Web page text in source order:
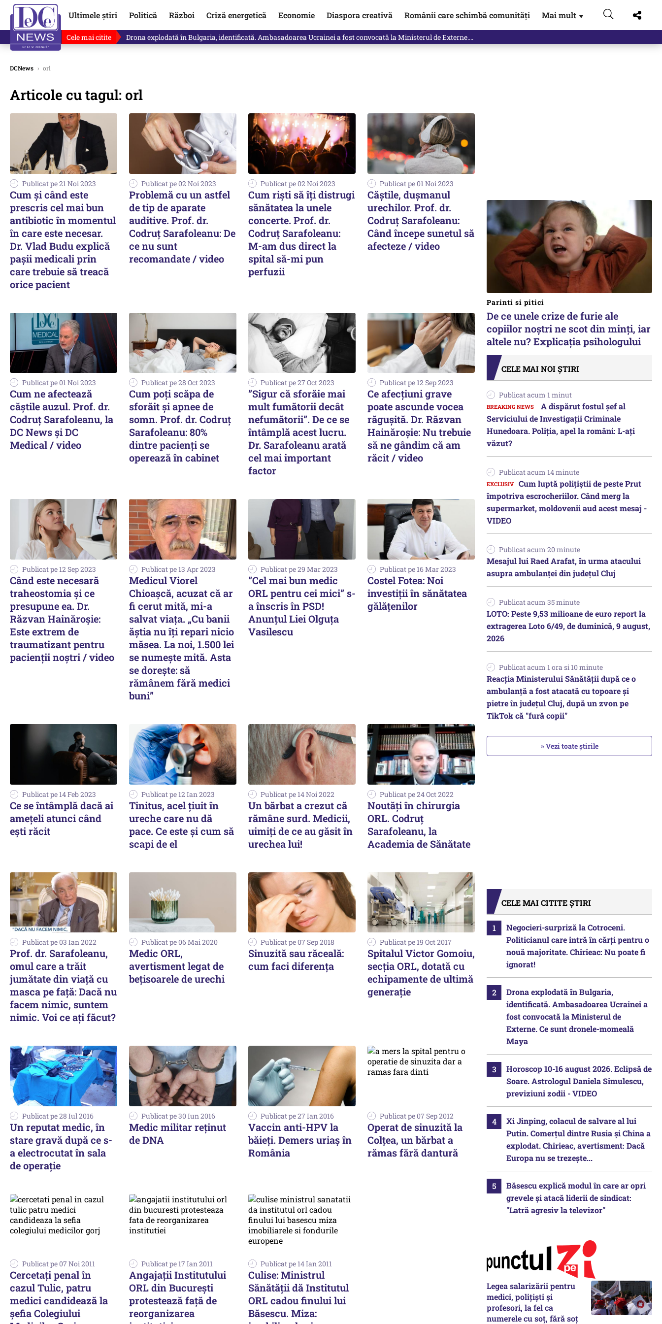
Ultimele știri Politică Război Criză energetică Economie Diaspora creativă Românii care schimbă comunități Mai mult ▼
Cele mai citite Drona explodată în Bulgaria, identificată. Ambasadoarea Ucrainei a fost convocată la Ministerul de Externe.…
DCNews › orl
Articole cu tagul: orl
Publicat pe 21 Noi 2023
Cum și când este
prescris cel mai bun
antibiotic în momentul
în care este necesar.
Dr. Vlad Budu explică
pașii medicali prin
care trebuie să treacă
orice pacient
Publicat pe 02 Noi 2023
Problemă cu un astfel
de tip de aparate
auditive. Prof. dr.
Codruț Sarafoleanu: De
ce nu sunt
recomandate / video
Publicat pe 02 Noi 2023
Cum riști să îți distrugi
sănătatea la unele
concerte. Prof. dr.
Codruț Sarafoleanu:
M-am dus direct la
spital să-mi pun
perfuzii
Publicat pe 01 Noi 2023
Căștile, dușmanul
urechilor. Prof. dr.
Codruț Sarafoleanu:
Când începe sunetul să
afecteze / video
Publicat pe 01 Noi 2023
Cum ne afectează
căștile auzul. Prof. dr.
Codruț Sarafoleanu, la
DC News și DC
Medical / video
Publicat pe 28 Oct 2023
Cum poți scăpa de
sforăit și apnee de
somn. Prof. dr. Codruț
Sarafoleanu: 80%
dintre pacienți se
operează în cabinet
Publicat pe 27 Oct 2023
”Sigur că sforăie mai
mult fumătorii decât
nefumătorii”. De ce se
întâmplă acest lucru.
Dr. Sarafoleanu arată
cel mai important
factor
Publicat pe 12 Sep 2023
Ce afecțiuni grave
poate ascunde vocea
răgușită. Dr. Răzvan
Hainăroșie: Nu trebuie
să ne gândim că am
răcit / video
Publicat pe 12 Sep 2023
Când este necesară
traheostomia și ce
presupune ea. Dr.
Răzvan Hainăroșie:
Este extrem de
traumatizant pentru
pacienții noștri / video
Publicat pe 13 Apr 2023
Medicul Viorel
Chioaşcă, acuzat că ar
fi cerut mită, mi-a
salvat viața. „Cu banii
ăștia nu îți repari nicio
măsea. La noi, 1.500 lei
se numește mită. Asta
se dorește: să
rămânem fără medici
buni”
Publicat pe 29 Mar 2023
”Cel mai bun medic
ORL pentru cei mici” s-
a înscris în PSD!
Anunțul Liei Olguța
Vasilescu
Publicat pe 16 Mar 2023
Costel Fotea: Noi
investiții în sănătatea
gălățenilor
Publicat pe 14 Feb 2023
Ce se întâmplă dacă ai
amețeli atunci când
ești răcit
Publicat pe 12 Ian 2023
Tinitus, acel țiuit în
ureche care nu dă
pace. Ce este și cum să
scapi de el
Publicat pe 14 Noi 2022
Un bărbat a crezut că
rămâne surd. Medicii,
uimiți de ce au găsit în
urechea lui!
Publicat pe 24 Oct 2022
Noutăți în chirurgia
ORL. Codruț
Sarafoleanu, la
Academia de Sănătate
Publicat pe 03 Ian 2022
Prof. dr. Sarafoleanu,
omul care a trăit
jumătate din viață cu
masca pe față: Dacă nu
facem nimic, suntem
nimic. Voi ce ați făcut?
Publicat pe 06 Mai 2020
Medic ORL,
avertisment legat de
bețisoarele de urechi
Publicat pe 07 Sep 2018
Sinuzită sau răceală:
cum faci diferența
Publicat pe 19 Oct 2017
Spitalul Victor Gomoiu,
secția ORL, dotată cu
echipamente de ultimă
generație
Publicat pe 28 Iul 2016
Un reputat medic, în
stare gravă după ce s-
a electrocutat în sala
de operație
Publicat pe 30 Iun 2016
Medic militar reținut
de DNA
Publicat pe 27 Ian 2016
Vaccin anti-HPV la
băieți. Demers uriaș în
România
Publicat pe 07 Sep 2012
Operat de sinuzită la
Colțea, un bărbat a
rămas fără dantură
Publicat pe 07 Noi 2011
Cercetaţi penal în
cazul Tulic, patru
medici candidează la
şefia Colegiului
Publicat pe 17 Ian 2011
Angajaţii Institutului
ORL din Bucureşti
protestează faţă de
reorganizarea
Publicat pe 14 Ian 2011
Culise: Ministrul
Sănătăţii dă Institutul
ORL cadou finului lui
Băsescu. Miza:
Parinti si pitici
De ce unele crize de furie ale
copiilor noștri ne scot din minți, iar
altele nu? Explicația psihologului
CELE MAI NOI ȘTIRI
Publicat acum 1 minut
A dispărut fostul șef al
Serviciului de Investigații Criminale
Hunedoara. Poliția, apel la români: L-ați
văzut?
Publicat acum 14 minute
Cum luptă polițiștii de peste Prut
împotriva escrocheriilor. Când merg la
supermarket, moldovenii aud acest mesaj -
VIDEO
Publicat acum 20 minute
Mesajul lui Raed Arafat, în urma atacului
asupra ambulanței din județul Cluj
Publicat acum 35 minute
LOTO: Peste 9,53 milioane de euro report la
extragerea Loto 6/49, de duminică, 9 august,
2026
Publicat acum 1 ora si 10 minute
Reacția Ministerului Sănătății după ce o
ambulanță a fost atacată cu topoare și
pietre în județul Cluj, după un zvon pe
TikTok că "fură copii"
» Vezi toate știrile
CELE MAI CITITE ȘTIRI
Negocieri-surpriză la Cotroceni.
Politicianul care intră în cărți pentru o
nouă majoritate. Chirieac: Nu poate fi
ignorat!
Drona explodată în Bulgaria,
identificată. Ambasadoarea Ucrainei a
fost convocată la Ministerul de
Externe. Ce sunt dronele-momeală
Maya
Horoscop 10-16 august 2026. Eclipsă de
Soare. Astrologul Daniela Simulescu,
previziuni zodii - VIDEO
Xi Jinping, colacul de salvare al lui
Putin. Comerțul dintre Rusia și China a
explodat. Chirieac, avertisment: Dacă
Europa nu se trezește...
Băsescu explică modul în care ar opri
grevele și atacă liderii de sindicat:
"Latră agresiv la televizor"
Legea salarizării pentru
medici, polițiști și
profesori, la fel ca
numerele cu soț, fără soț